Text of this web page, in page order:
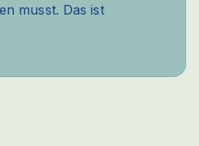
musst. Das ist